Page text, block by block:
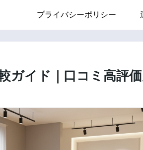
プライバシーポリシー
ガイド｜口コミ高評